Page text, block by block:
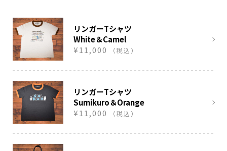
リンガーTシャツ
White＆Camel
¥11,000
（税込）
リンガーTシャツ
Sumikuro＆Orange
¥11,000
（税込）